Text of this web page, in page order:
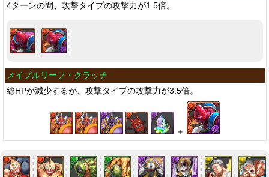
4ターンの間、攻撃タイプの攻撃力が1.5倍。
メイプルリーフ・クラッチ
総HPが減少するが、攻撃タイプの攻撃力が3.5倍。
＋